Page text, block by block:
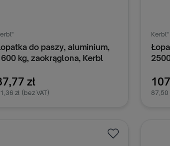
do paszy, aluminium,
kg, zaokrąglona, Kerbl
zł
zł (bez VAT)
Kerbl"
87,50